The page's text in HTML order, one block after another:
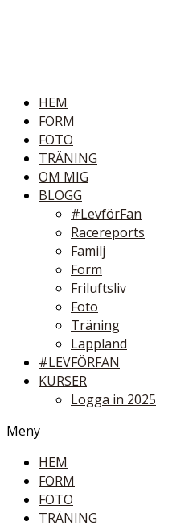
HEM
FORM
FOTO
TRÄNING
OM MIG
BLOGG
#LevförFan
Racereports
Familj
Form
Friluftsliv
Foto
Träning
Lappland
#LEVFÖRFAN
KURSER
Logga in 2025
Meny
HEM
FORM
FOTO
TRÄNING